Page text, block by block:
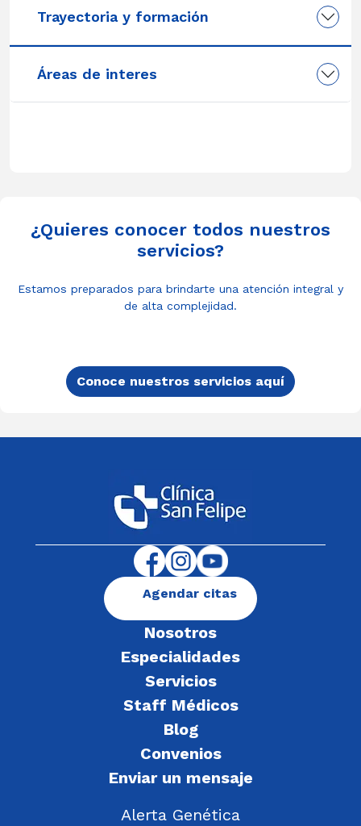
Trayectoria y formación
Áreas de interes
¿Quieres conocer todos nuestros
servicios?
Estamos preparados para brindarte una atención integral y
de alta complejidad.
Conoce nuestros servicios aquí
Nosotros
Especialidades
Servicios
Staff Médicos
Blog
Convenios
Enviar un mensaje
Alerta Genética
Agendar citas